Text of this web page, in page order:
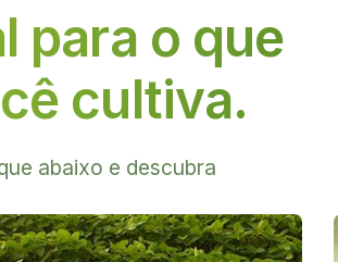
para o que
cultiva.
abaixo e descubra